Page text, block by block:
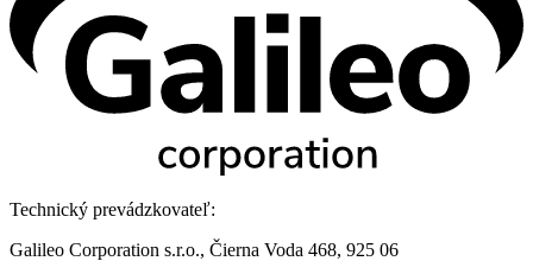
Technický prevádzkovateľ:
Galileo Corporation s.r.o., Čierna Voda 468, 925 06